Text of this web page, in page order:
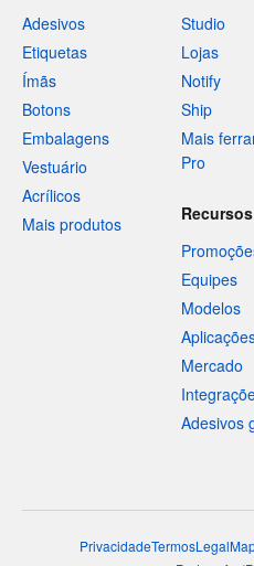
Adesivos
Etiquetas
Ímãs
Botons
Embalagens
Vestuário
Acrílicos
Mais produtos
Studio
Lojas
Notify
Ship
Mais
Pro
Recursos
Equipes
Modelos
Mercado
Adesivos
PrivacidadeTermosLegal